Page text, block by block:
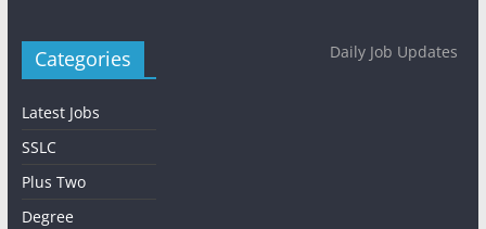
Categories
Latest Jobs
SSLC
Plus Two
Degree
Daily Job Updates